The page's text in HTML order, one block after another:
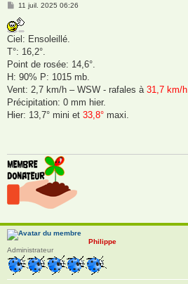
M
s
s
a
g
e
11 juil. 2025 06:26
Ciel: Ensoleillé.
T°: 16,2°.
Point de rosée: 14,6°.
H: 90% P: 1015 mb.
Vent: 2,7 km/h – WSW - rafales à31,7 km/h
Précipitation: 0 mm hier.
Hier: 13,7° mini et 33,8° maxi.
Philippe
Administrateur